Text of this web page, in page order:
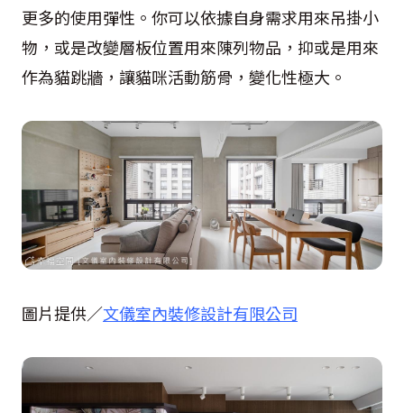
更多的使用彈性。你可以依據自身需求用來吊掛小
物，或是改變層板位置用來陳列物品，抑或是用來
作為貓跳牆，讓貓咪活動筋骨，變化性極大。
圖片提供／文儀室內裝修設計有限公司